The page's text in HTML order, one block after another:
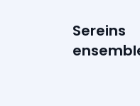
Sereins